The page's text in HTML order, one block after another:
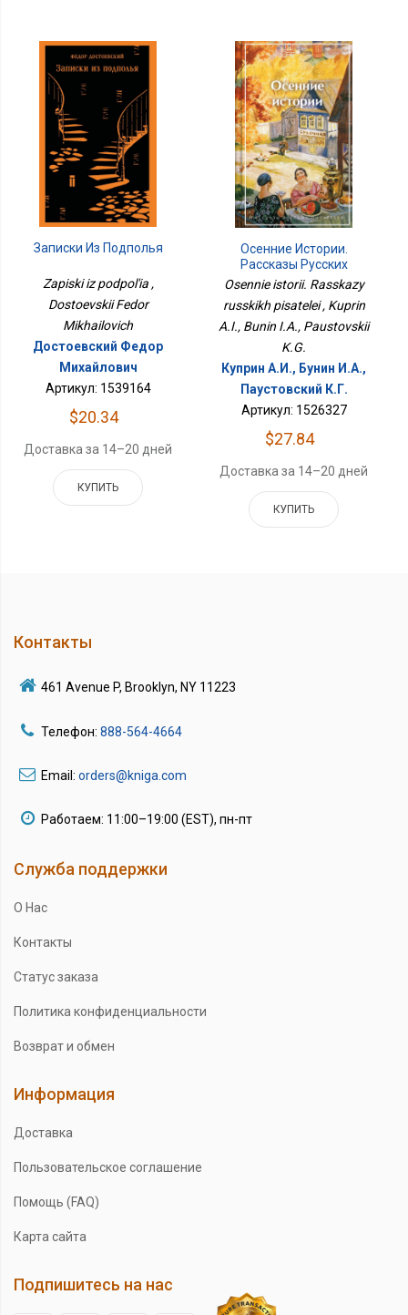
Записки Из Подполья
Zapiski iz podpol'ia ,
Dostoevskii Fedor
Mikhailovich
Достоевский Федор
Михайлович
Артикул: 1539164
$20.34
Доставка за 14–20 дней
КУПИТЬ
Осенние Истории.
Рассказы Русских
Писателей
Osennie istorii. Rasskazy
russkikh pisatelei , Kuprin
A.I., Bunin I.A., Paustovskii
K.G.
Куприн А.И., Бунин И.А.,
Паустовский К.Г.
Артикул: 1526327
$27.84
Доставка за 14–20 дней
КУПИТЬ
Контакты
461 Avenue P, Brooklyn, NY 11223
Телефон: 888-564-4664
Email: orders@kniga.com
Работаем: 11:00–19:00 (EST), пн-пт
Служба поддержки
О Нас
Контакты
Статус заказа
Политика конфиденциальности
Возврат и обмен
Информация
Доставка
Пользовательское соглашение
Помощь (FAQ)
Карта сайта
Подпишитесь на нас